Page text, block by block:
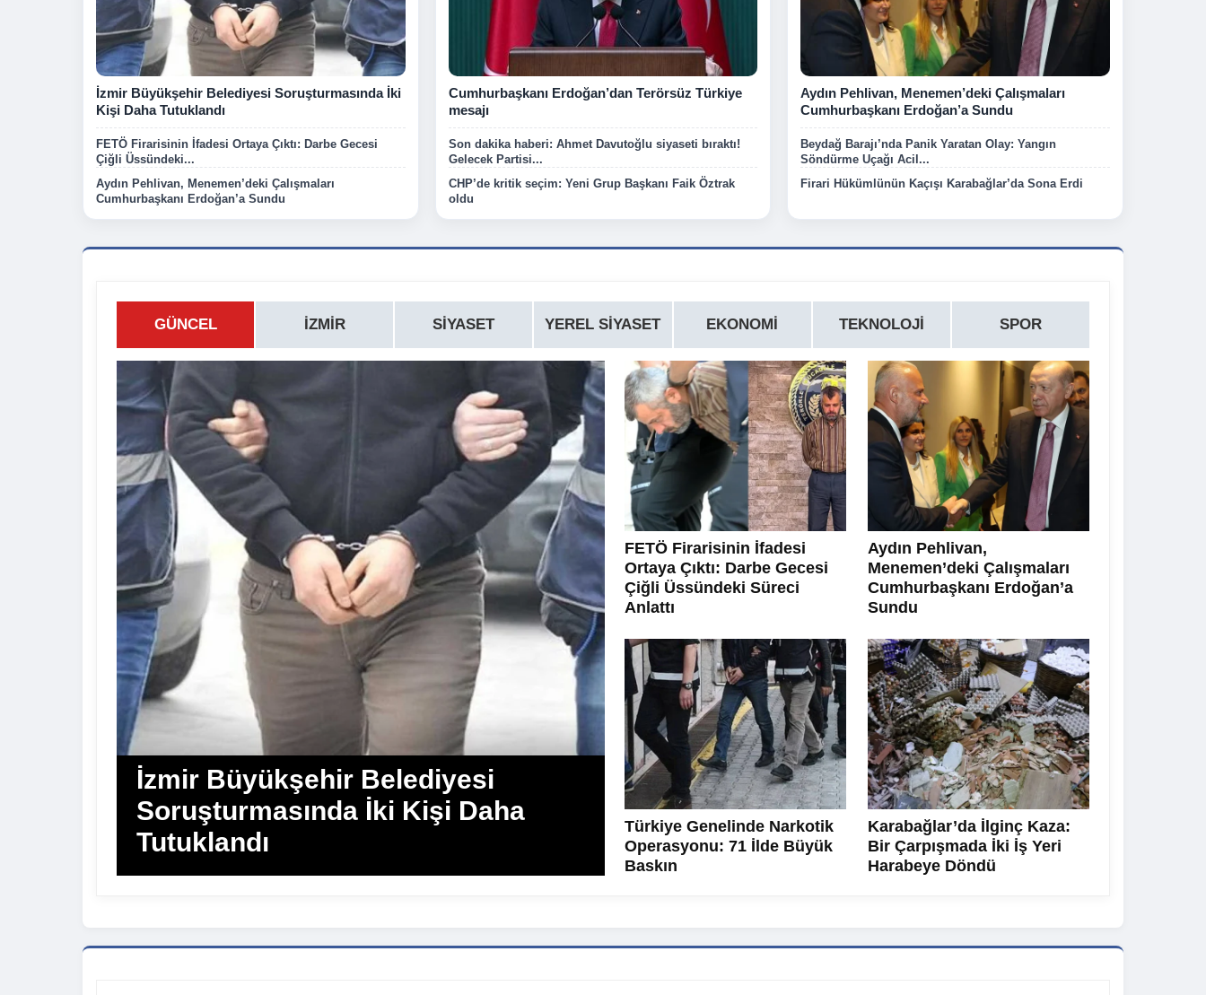
İzmir Büyükşehir Belediyesi Soruşturmasında İki
Kişi Daha Tutuklandı
FETÖ Firarisinin İfadesi Ortaya Çıktı: Darbe Gecesi
Çiğli Üssündeki...
Aydın Pehlivan, Menemen’deki Çalışmaları
Cumhurbaşkanı Erdoğan’a Sundu
Cumhurbaşkanı Erdoğan’dan Terörsüz Türkiye
mesajı
Son dakika haberi: Ahmet Davutoğlu siyaseti bıraktı!
Gelecek Partisi...
CHP’de kritik seçim: Yeni Grup Başkanı Faik Öztrak
oldu
Aydın Pehlivan, Menemen’deki Çalışmaları
Cumhurbaşkanı Erdoğan’a Sundu
Beydağ Barajı’nda Panik Yaratan Olay: Yangın
Söndürme Uçağı Acil...
Firari Hükümlünün Kaçışı Karabağlar’da Sona Erdi
GÜNCEL İZMIR SIYASET YEREL SIYASET EKONOMI TEKNOLOJI SPOR
İzmir Büyükşehir Belediyesi
Soruşturmasında İki Kişi Daha
Tutuklandı
FETÖ Firarisinin İfadesi
Ortaya Çıktı: Darbe Gecesi
Çiğli Üssündeki Süreci
Anlattı
Aydın Pehlivan,
Menemen’deki Çalışmaları
Cumhurbaşkanı Erdoğan’a
Sundu
Türkiye Genelinde Narkotik
Operasyonu: 71 İlde Büyük
Baskın
Karabağlar’da İlginç Kaza:
Bir Çarpışmada İki İş Yeri
Harabeye Döndü